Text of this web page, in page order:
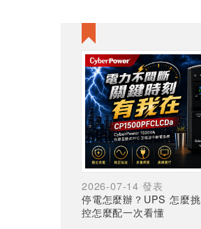
2026-07-14 發表
停電怎麼辦？UPS 怎麼
控怎麼配一次看懂